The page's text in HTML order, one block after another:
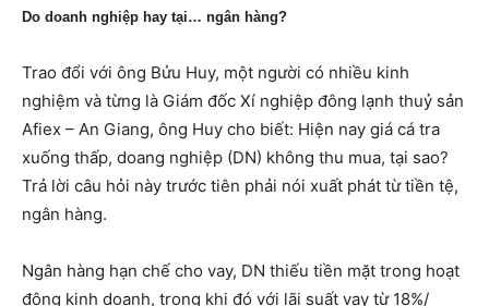
Do doanh nghiệp hay tại… ngân hàng?
Trao đổi với ông Bửu Huy, một người có nhiều kinh
nghiệm và từng là Giám đốc Xí nghiệp đông lạnh thuỷ sản
Afiex – An Giang, ông Huy cho biết: Hiện nay giá cá tra
xuống thấp, doang nghiệp (DN) không thu mua, tại sao?
Trả lời câu hỏi này trước tiên phải nói xuất phát từ tiền tệ,
ngân hàng.
Ngân hàng hạn chế cho vay, DN thiếu tiền mặt trong hoạt
động kinh doanh, trong khi đó với lãi suất vay từ 18%/